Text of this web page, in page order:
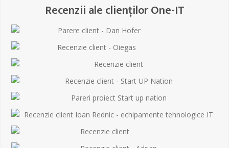
Recenzii ale clienților One-IT